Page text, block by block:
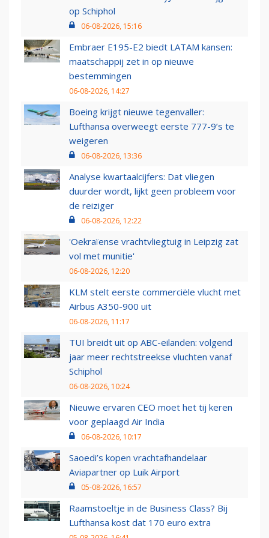
op Schiphol
06-08-2026, 15:16
Embraer E195-E2 biedt LATAM kansen:
maatschappij zet in op nieuwe
bestemmingen
06-08-2026, 14:27
Boeing krijgt nieuwe tegenvaller:
Lufthansa overweegt eerste 777-9’s te
weigeren
06-08-2026, 13:36
Analyse kwartaalcijfers: Dat vliegen
duurder wordt, lijkt geen probleem voor
de reiziger
06-08-2026, 12:22
'Oekraïense vrachtvliegtuig in Leipzig zat
vol met munitie'
06-08-2026, 12:20
KLM stelt eerste commerciële vlucht met
Airbus A350-900 uit
06-08-2026, 11:17
TUI breidt uit op ABC-eilanden: volgend
jaar meer rechtstreekse vluchten vanaf
Schiphol
06-08-2026, 10:24
Nieuwe ervaren CEO moet het tij keren
voor geplaagd Air India
06-08-2026, 10:17
Saoedi’s kopen vrachtafhandelaar
Aviapartner op Luik Airport
05-08-2026, 16:57
Raamstoeltje in de Business Class? Bij
Lufthansa kost dat 170 euro extra